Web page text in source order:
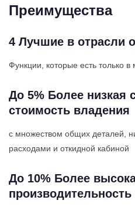
Преимущества
4 Лучшие в отрасли
Функции, которые есть только в
До 5% Более низкая
стоимость владения
с множеством общих деталей,
расходами и откидной кабиной
До 10% Более
производительность